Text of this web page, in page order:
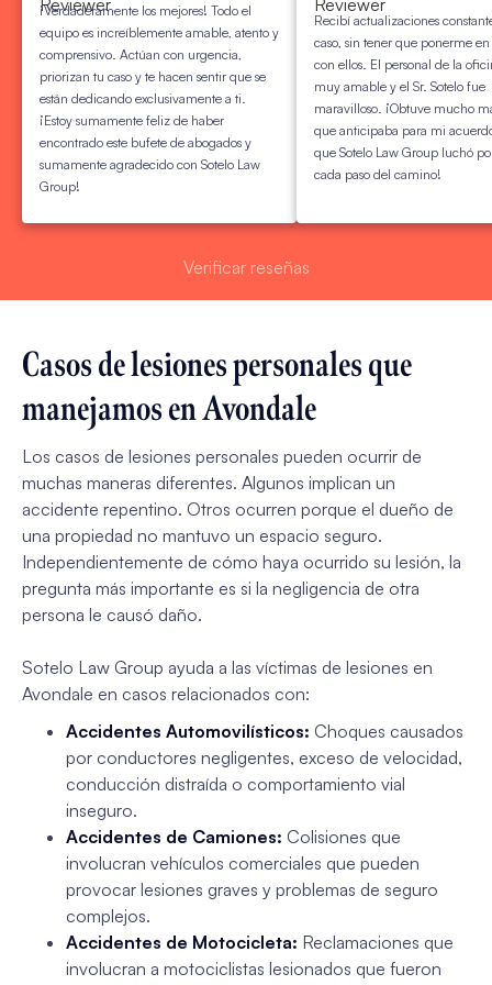
¡Verdaderamente los mejores! Todo el
equipo es increíblemente amable, atento y
comprensivo. Actúan con urgencia,
priorizan tu caso y te hacen sentir que se
están dedicando exclusivamente a ti.
¡Estoy sumamente feliz de haber
encontrado este bufete de abogados y
sumamente agradecido con Sotelo Law
Group!
Recibí actualizaciones
caso, sin tener que ponerme
con ellos. El personal de la
muy amable y el Sr. Sotelo fue
maravilloso. ¡Obtuve mucho
que anticipaba para mi
que Sotelo Law Group luchó
cada paso del camino!
Verificar reseñas
Casos de lesiones personales que
manejamos en Avondale
Los casos de lesiones personales pueden ocurrir de
muchas maneras diferentes. Algunos implican un
accidente repentino. Otros ocurren porque el dueño de
una propiedad no mantuvo un espacio seguro.
Independientemente de cómo haya ocurrido su lesión, la
pregunta más importante es si la negligencia de otra
persona le causó daño.
Sotelo Law Group ayuda a las víctimas de lesiones en
Avondale en casos relacionados con:
Accidentes Automovilísticos: Choques causados
por conductores negligentes, exceso de velocidad,
conducción distraída o comportamiento vial
inseguro.
Accidentes de Camiones: Colisiones que
involucran vehículos comerciales que pueden
provocar lesiones graves y problemas de seguro
complejos.
Accidentes de Motocicleta: Reclamaciones que
involucran a motociclistas lesionados que fueron